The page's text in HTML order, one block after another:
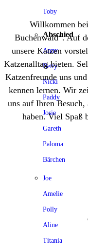
Toby
Abschied
Anny
Betty
Nicki
Paddy
Josie
Gareth
Paloma
Bärchen
Joe
Amelie
Polly
Aline
Titania
Willkommen
Buchenwald“. Auf
unsere Katzen
Katzenalltag bieten.
Katzenfreunde uns
kennen lernen. Wir
uns auf Ihren
haben. Viel Spaß